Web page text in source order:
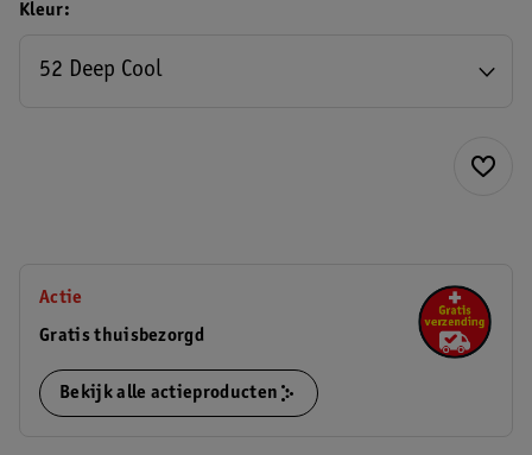
Kleur
52 Deep Cool
Actie
Gratis thuisbezorgd
Bekijk alle actieproducten